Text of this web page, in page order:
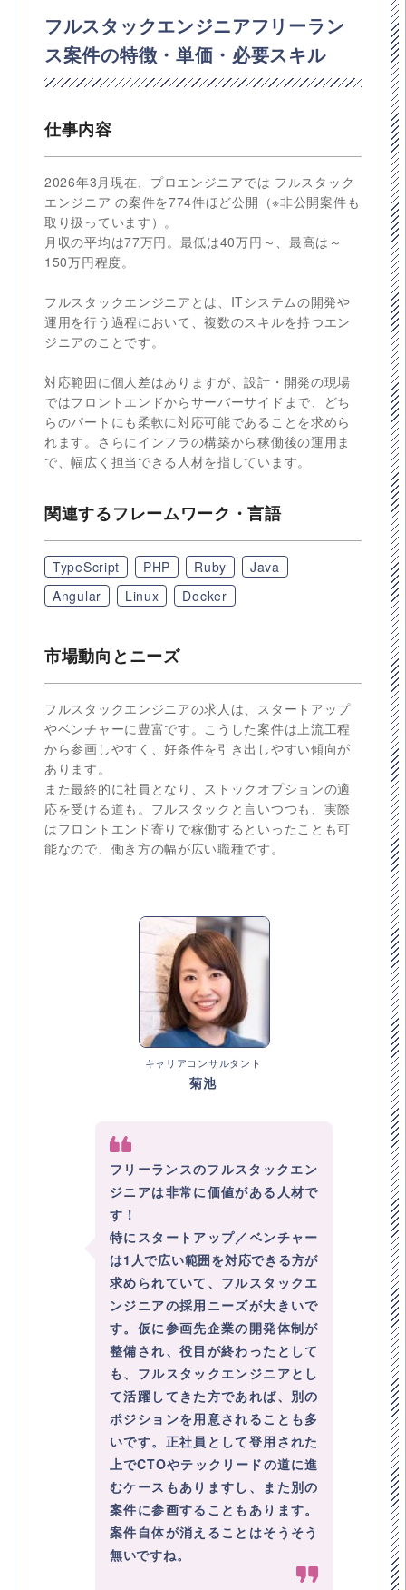
フルスタックエンジニアフリーラン
ス案件の特徴・単価・必要スキル
仕事内容
2026年3月現在、プロエンジニアでは フルスタック
エンジニア の案件を774件ほど公開（※非公開案件も
取り扱っています）。
月収の平均は77万円。最低は40万円～、最高は～
150万円程度。
フルスタックエンジニアとは、ITシステムの開発や
運用を行う過程において、複数のスキルを持つエン
ジニアのことです。
対応範囲に個人差はありますが、設計・開発の現場
ではフロントエンドからサーバーサイドまで、どち
らのパートにも柔軟に対応可能であることを求めら
れます。さらにインフラの構築から稼働後の運用ま
で、幅広く担当できる人材を指しています。
関連するフレームワーク・言語
TypeScript PHP Ruby
Java
Angular
Linux Docker
市場動向とニーズ
フルスタックエンジニアの求人は、スタートアップ
やベンチャーに豊富です。こうした案件は上流工程
から参画しやすく、好条件を引き出しやすい傾向が
あります。
また最終的に社員となり、ストックオプションの適
応を受ける道も。フルスタックと言いつつも、実際
はフロントエンド寄りで稼働するといったことも可
能なので、働き方の幅が広い職種です。
キャリアコンサルタント
菊池
フリーランスのフルスタックエン
ジニアは非常に価値がある人材で
す！
特にスタートアップ／ベンチャー
は1人で広い範囲を対応できる方が
求められていて、フルスタックエ
ンジニアの採用ニーズが大きいで
す。仮に参画先企業の開発体制が
整備され、役目が終わったとして
も、フルスタックエンジニアとし
て活躍してきた方であれば、別の
ポジションを用意されることも多
いです。正社員として登用された
上でCTOやテックリードの道に進
むケースもありますし、また別の
案件に参画することもあります。
案件自体が消えることはそうそう
無いですね。